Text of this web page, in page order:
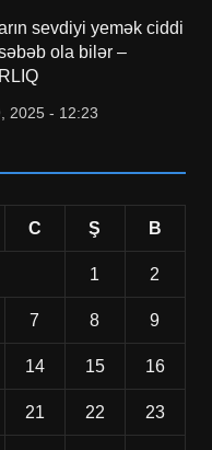
sevdiyi yemək ciddi
ola bilər –
2025 - 12:23
C Ş B
1 2
7 8 9
14 15 16
21 22 23